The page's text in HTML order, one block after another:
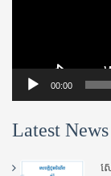
00:00
Latest News
ស